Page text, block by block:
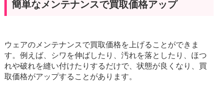
簡単なメンテナンスで買取価格アップ
ウェアのメンテナンスで買取価格を上げることができま
す。例えば、シワを伸ばしたり、汚れを落としたり、ほつ
れや破れを縫い付けたりするだけで、状態が良くなり、買
取価格がアップすることがあります。